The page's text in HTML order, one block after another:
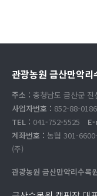
관광농원 금산만악
주소 : 충청남도 금산군
사업자번호 : 852-88-
TEL : 041-752-5525
계좌번호 : 농협 301-
(주)
관광농원 금산만악리수목